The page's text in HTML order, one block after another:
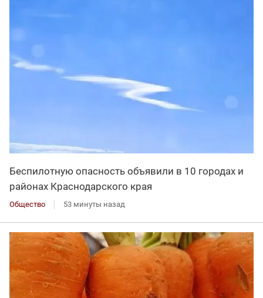
Беспилотную опасность объявили в 10 городах и
районах Краснодарского края
Общество 53 минуты назад